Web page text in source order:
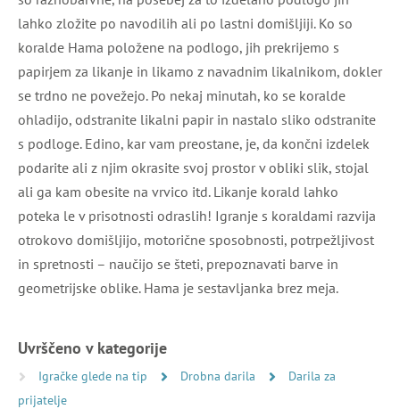
lahko zložite po navodilih ali po lastni domišljiji. Ko so
koralde Hama položene na podlogo, jih prekrijemo s
papirjem za likanje in likamo z navadnim likalnikom, dokler
se trdno ne povežejo. Po nekaj minutah, ko se koralde
ohladijo, odstranite likalni papir in nastalo sliko odstranite
s podloge. Edino, kar vam preostane, je, da končni izdelek
podarite ali z njim okrasite svoj prostor v obliki slik, stojal
ali ga kam obesite na vrvico itd. Likanje korald lahko
poteka le v prisotnosti odraslih! Igranje s koraldami razvija
otrokovo domišljijo, motorične sposobnosti, potrpežljivost
in spretnosti – naučijo se šteti, prepoznavati barve in
geometrijske oblike. Hama je sestavljanka brez meja.
Uvrščeno v kategorije
Igračke glede na tip Drobna darila
Darila za
prijatelje